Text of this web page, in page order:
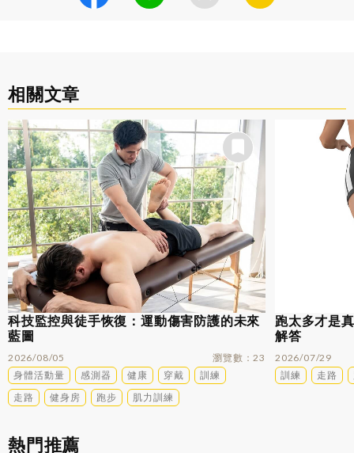
相關文章
科技監控與徒手恢復：運動傷害防護的未來
藍圖
2026/08/05 瀏覽數
23
身體活動量
感測器 健康 穿戴
訓練
走路
健身房 跑步 肌力訓練
跑太多才是
解答
2026/07/29
訓練
走路
熱門推薦